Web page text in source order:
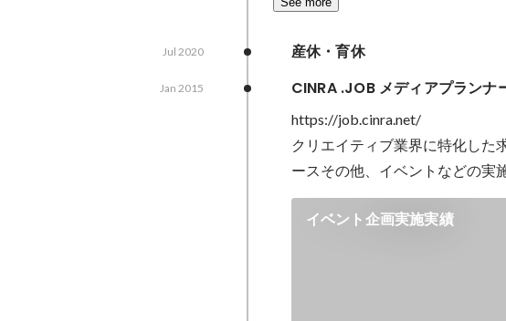
産休・育休
Jul 2020
CINRA .JOB メディアプラン
Jan 2015
https://job.cinra.net/
クリエイティブ業界に特化した
ースその他、イベントなどの実
イベント企画実施実績